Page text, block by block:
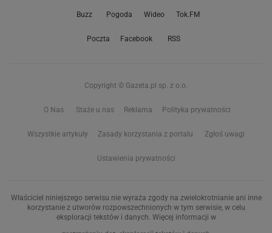
Buzz Pogoda Wideo Tok.FM
Poczta Facebook RSS
Copyright © Gazeta.pl sp. z o.o.
O Nas Staże u nas Reklama Polityka prywatności
Wszystkie artykuły Zasady korzystania z portalu Zgłoś uwagi
Ustawienia prywatności
Właściciel niniejszego serwisu nie wyraża zgody na zwielokrotnianie ani inne
korzystanie z utworów rozpowszechnionych w tym serwisie, w celu
eksploracji tekstów i danych. Więcej informacji w